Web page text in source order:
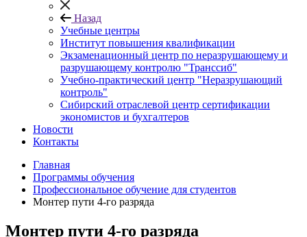
Назад
Учебные центры
Институт повышения квалификации
Экзаменационный центр по неразрушающему и
разрушающему контролю "Транссиб"
Учебно-практический центр "Неразрушающий
контроль"
Сибирский отраслевой центр сертификации
экономистов и бухгалтеров
Новости
Контакты
Главная
Программы обучения
Профессиональное обучение для студентов
Монтер пути 4-го разряда
Монтер пути 4-го разряда